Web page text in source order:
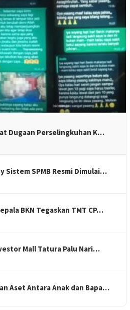
Dugaan Perselingkuhan K…
Sistem SPMB Resmi Dimulai…
BKN Tegaskan TMT CP…
Mall Tatura Palu Nari…
Aset Antara Anak dan Bapa…